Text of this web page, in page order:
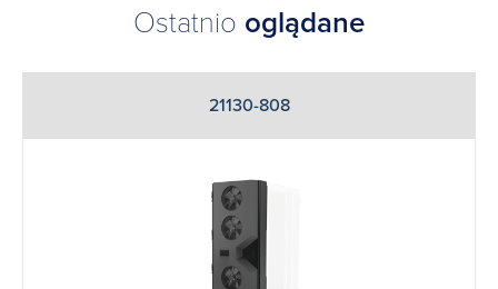
Ostatnio oglądane
21130-808